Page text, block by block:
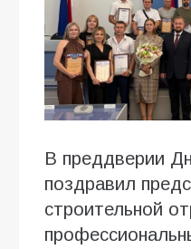
В преддверии
поздравил
строительной